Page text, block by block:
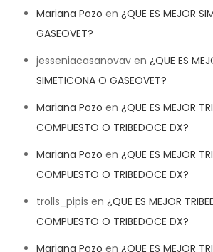
Mariana Pozo en ¿QUE ES MEJOR
GASEOVET?
jesseniacasanovav en ¿QUE ES
SIMETICONA O GASEOVET?
Mariana Pozo en ¿QUE ES MEJOR
COMPUESTO O TRIBEDOCE DX?
Mariana Pozo en ¿QUE ES MEJOR
COMPUESTO O TRIBEDOCE DX?
trolls_pipis en ¿QUE ES MEJOR
COMPUESTO O TRIBEDOCE DX?
Mariana Pozo en ¿QUE ES MEJOR